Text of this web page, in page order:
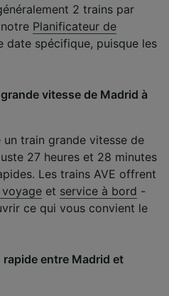
2 trains par
Planificateur de
date spécifique, puisque les
vitesse de Madrid à
train grande vitesse de
27 heures et 28 minutes
Les trains AVE offrent
voyage et service à bord -
ce qui vous convient le
entre Madrid et